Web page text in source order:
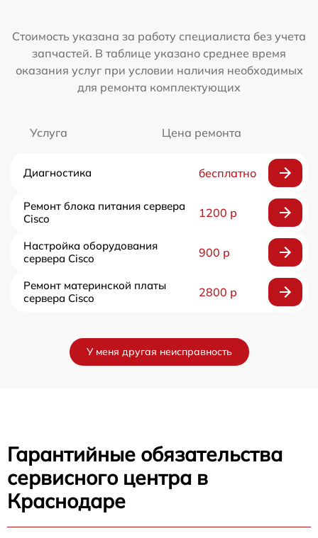
Стоимость указана за работу специалиста без учета
запчастей. В таблице указано среднее время
оказания услуг при условии наличия необходимых
для ремонта комплектующих
Услуга Цена ремонта
Диагностика бесплатно
Ремонт блока питания сервера
Cisco
1200 р
Настройка оборудования
сервера Cisco
900 р
Ремонт материнской платы
сервера Cisco
2800 р
У меня другая неисправность
Гарантийные обязательства
сервисного центра в
Краснодаре